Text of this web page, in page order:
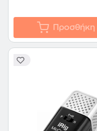
Προσθήκη